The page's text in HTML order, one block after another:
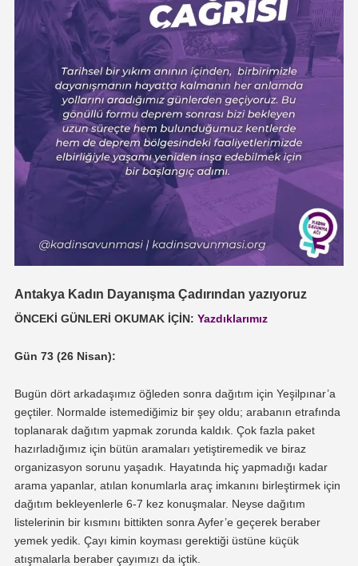
Antakya Kadın Dayanışma Çadırından yazıyoruz
ÖNCEKİ GÜNLERİ OKUMAK İÇİN: Yazdıklarımız
Gün 73 (26 Nisan):
Bugün dört arkadaşımız öğleden sonra dağıtım için Yeşilpınar’a
geçtiler. Normalde istemediğimiz bir şey oldu; arabanın etrafında
toplanarak dağıtım yapmak zorunda kaldık. Çok fazla paket
hazırladığımız için bütün aramaları yetiştiremedik ve biraz
organizasyon sorunu yaşadık. Hayatında hiç yapmadığı kadar
arama yapanlar, atılan konumlarla araç imkanını birleştirmek için
dağıtım bekleyenlerle 6-7 kez konuşmalar. Neyse dağıtım
listelerinin bir kısmını bittikten sonra Ayfer’e geçerek beraber
yemek yedik. Çayı kimin koyması gerektiği üstüne küçük
atışmalarla beraber çayımızı da içtik.